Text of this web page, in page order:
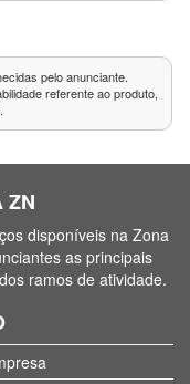
pelo anunciante.
referente ao produto,
ZN
disponíveis na Zona
as principais
ramos de atividade.